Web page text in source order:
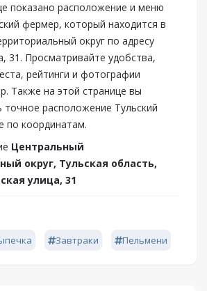
показано расположение и меню
фермер, который находится в
округ по адресу
31. Просматривайте удобства,
рейтинги и фотографии
Также на этой странице вы
расположение Тульский
по координатам.
Центральный
округ, Тульская область,
улица, 31
Завтраки Пельмени